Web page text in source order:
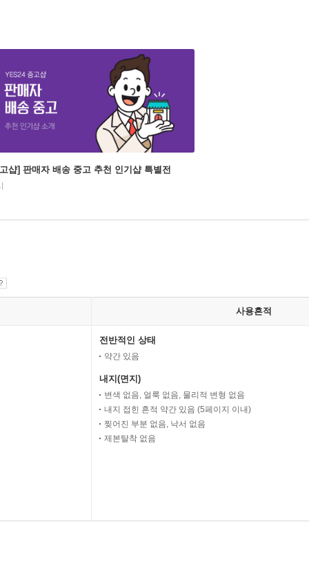
샵] 판매자 배송 중고 추천 인기샵 특별전
사용흔적
전반적인 상태
약간 있음
내지(면지)
변색 없음, 얼룩 없음, 물리적 변형 없음
내지 접힌 흔적 약간 있음 (5페이지 이내)
찢어진 부분 없음, 낙서 없음
제본탈착 없음